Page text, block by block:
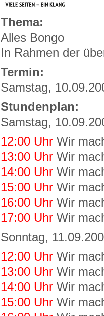
Thema:
Alles Bongo
In Rahmen der
Termin:
Samstag,
Stundenplan:
Samstag,
12:00 Uhr Wir
13:00 Uhr Wir
14:00 Uhr Wir
15:00 Uhr Wir
16:00 Uhr Wir
17:00 Uhr Wir
Sonntag,
12:00 Uhr Wir
13:00 Uhr Wir
14:00 Uhr Wir
15:00 Uhr Wir